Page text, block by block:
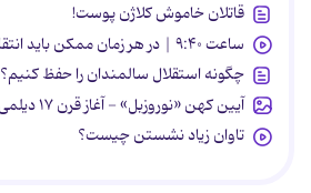
قاتلان خاموش کلاژن پوست!
ساعت ۹:۴۰ | در هر زمان ممکن باید انتقامشان را پس بدهند
چگونه استقلال سالمندان را حفظ کنیم؟
آیین کهن «نوروزبل» - آغاز قرن ۱۷ دیلمی
تاوان زیاد نشستن چیست؟